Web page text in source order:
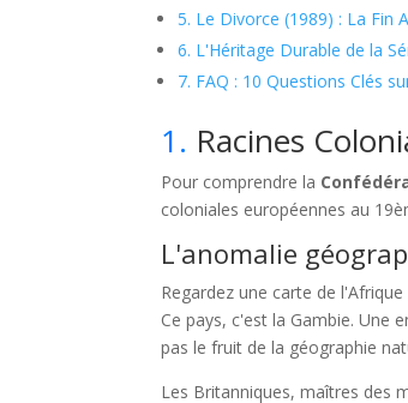
5. Le Divorce (1989) : La Fin
6. L'Héritage Durable de la
7. FAQ : 10 Questions Clés
1. Racines
Pour comprendre la
coloniales européennes au
L'anomalie
Regardez une carte de
Ce pays, c'est la Gambie. Une
pas le fruit de la géographie
Les Britanniques, maîtres des